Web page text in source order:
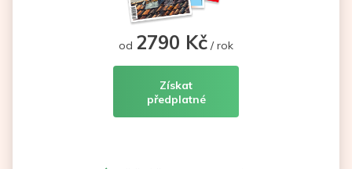
od 2790 Kč / rok
Získat
předplatné